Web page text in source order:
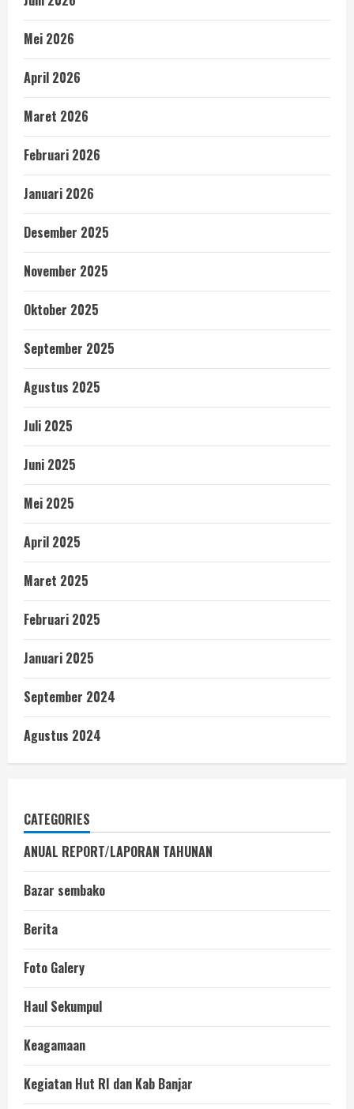
Mei 2026
April 2026
Maret 2026
Februari 2026
Januari 2026
Desember 2025
November 2025
Oktober 2025
September 2025
Agustus 2025
Juli 2025
Juni 2025
Mei 2025
April 2025
Maret 2025
Februari 2025
Januari 2025
September 2024
Agustus 2024
CATEGORIES
ANUAL REPORT/LAPORAN TAHUNAN
Bazar sembako
Berita
Foto Galery
Haul Sekumpul
Keagamaan
Kegiatan Hut RI dan Kab Banjar